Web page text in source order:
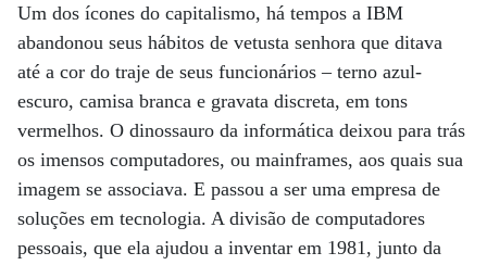
Um dos ícones do capitalismo, há tempos a IBM
abandonou seus hábitos de vetusta senhora que ditava
até a cor do traje de seus funcionários – terno azul-
escuro, camisa branca e gravata discreta, em tons
vermelhos. O dinossauro da informática deixou para trás
os imensos computadores, ou mainframes, aos quais sua
imagem se associava. E passou a ser uma empresa de
soluções em tecnologia. A divisão de computadores
pessoais, que ela ajudou a inventar em 1981, junto da